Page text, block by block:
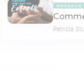
MESSAGE
Patricia